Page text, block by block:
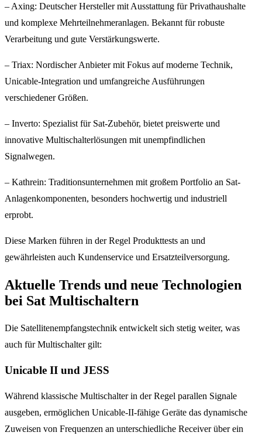
– Axing: Deutscher Hersteller mit Ausstattung für Privathaushalte
und komplexe Mehrteilnehmeranlagen. Bekannt für robuste
Verarbeitung und gute Verstärkungswerte.
– Triax: Nordischer Anbieter mit Fokus auf moderne Technik,
Unicable-Integration und umfangreiche Ausführungen
verschiedener Größen.
– Inverto: Spezialist für Sat-Zubehör, bietet preiswerte und
innovative Multischalterlösungen mit unempfindlichen
Signalwegen.
– Kathrein: Traditionsunternehmen mit großem Portfolio an Sat-
Anlagenkomponenten, besonders hochwertig und industriell
erprobt.
Diese Marken führen in der Regel Produkttests an und
gewährleisten auch Kundenservice und Ersatzteilversorgung.
Aktuelle Trends und neue Technologien
bei Sat Multischaltern
Die Satellitenempfangstechnik entwickelt sich stetig weiter, was
auch für Multischalter gilt:
Unicable II und JESS
Während klassische Multischalter in der Regel parallen Signale
ausgeben, ermöglichen Unicable-II-fähige Geräte das dynamische
Zuweisen von Frequenzen an unterschiedliche Receiver über ein